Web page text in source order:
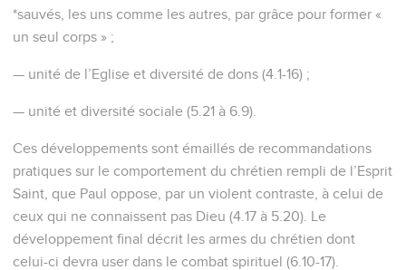
*sauvés, les uns comme les autres, par grâce pour former «
un seul corps » ;
— unité de l’Eglise et diversité de dons (4.1-16) ;
— unité et diversité sociale (5.21 à 6.9).
Ces développements sont émaillés de recommandations
pratiques sur le comportement du chrétien rempli de l’Esprit
Saint, que Paul oppose, par un violent contraste, à celui de
ceux qui ne connaissent pas Dieu (4.17 à 5.20). Le
développement final décrit les armes du chrétien dont
celui-ci devra user dans le combat spirituel (6.10-17).